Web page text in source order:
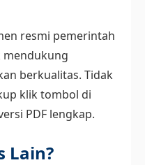
resmi pemerintah
mendukung
berkualitas. Tidak
klik tombol di
PDF lengkap.
Lain?